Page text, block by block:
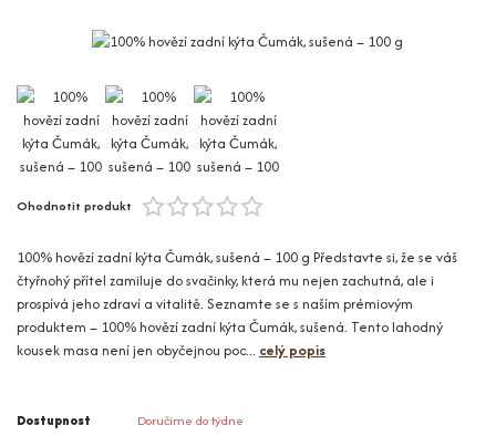
Ohodnotit produkt
100% hovězí zadní kýta Čumák, sušená – 100 g Představte si, že se váš
čtyřnohý přítel zamiluje do svačinky, která mu nejen zachutná, ale i
prospívá jeho zdraví a vitalitě. Seznamte se s naším prémiovým
produktem – 100% hovězí zadní kýta Čumák, sušená. Tento lahodný
kousek masa není jen obyčejnou poc... celý popis
Dostupnost Doručíme do týdne